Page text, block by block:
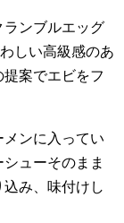
ンブルエッグ
しい高級感のあ
案でエビをフ
ンに入ってい
ューそのまま
み、味付けし